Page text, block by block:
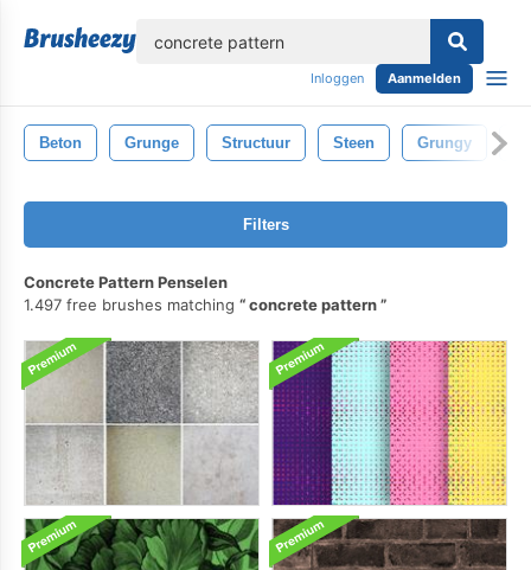
Inloggen Aanmelden
Beton Grunge Structuur Steen Grungy
Filters
Concrete Pattern Penselen
1.497 free brushes matching
concrete pattern